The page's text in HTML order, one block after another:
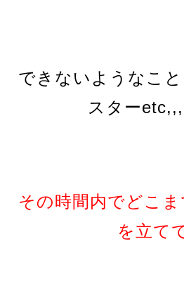
できないようなこ
スター
その時間内でどこ
を立て